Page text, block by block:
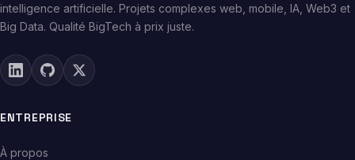
intelligence artificielle. Projets complexes web, mobile, IA, Web3 et
Big Data. Qualité BigTech à prix juste.
ENTREPRISE
À propos